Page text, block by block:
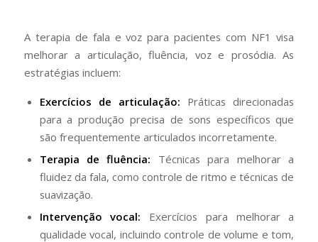
A terapia de fala e voz para pacientes com NF1 visa
melhorar a articulação, fluência, voz e prosódia. As
estratégias incluem:
Exercícios de articulação: Práticas direcionadas
para a produção precisa de sons específicos que
são frequentemente articulados incorretamente.
Terapia de fluência: Técnicas para melhorar a
fluidez da fala, como controle de ritmo e técnicas de
suavização.
Intervenção vocal: Exercícios para melhorar a
qualidade vocal, incluindo controle de volume e tom,